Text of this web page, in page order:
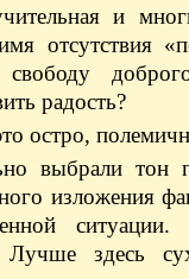
и
отсутствия
свободу
радость?
остро,
выбрали тон
изложения
Лучше здесь